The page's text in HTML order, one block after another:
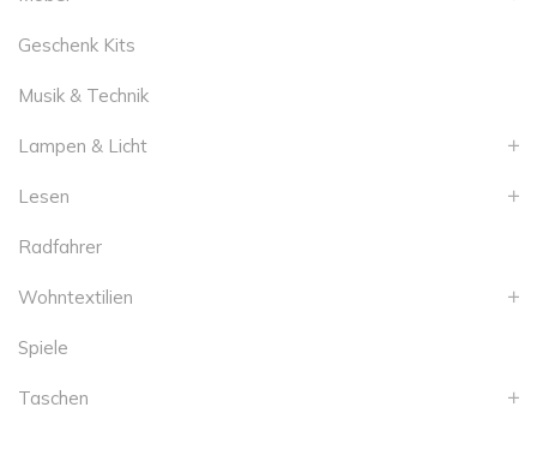
Geschenk Kits
Musik & Technik
Lampen & Licht
Lesen
Radfahrer
Wohntextilien
Spiele
Taschen